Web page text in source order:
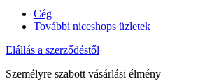
Cég
További niceshops üzletek
Elállás a szerződéstől
Személyre szabott vásárlási élmény